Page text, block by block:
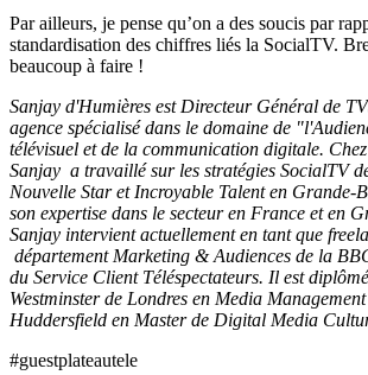
Par ailleurs, je pense qu’on a des soucis par
standardisation des chiffres liés la SocialTV.
beaucoup à faire !
Sanjay d'Humières est Directeur Général de
agence spécialisé dans le domaine de
télévisuel et de la communication digitale.
Sanjay a travaillé sur les stratégies SocialTV
Nouvelle Star et Incroyable Talent en Grande-
son expertise dans le secteur en France et en
Sanjay intervient actuellement en tant que
département Marketing & Audiences de la
du Service Client Téléspectateurs. Il est
Westminster de Londres en Media
Huddersfield en Master de Digital Media
#guestplateautele